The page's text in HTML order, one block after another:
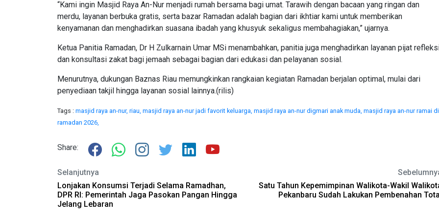
“Kami ingin Masjid Raya An-Nur menjadi rumah bersama bagi umat. Tarawih dengan bacaan yang ringan dan
merdu, layanan berbuka gratis, serta bazar Ramadan adalah bagian dari ikhtiar kami untuk memberikan
kenyamanan dan menghadirkan suasana ibadah yang khusyuk sekaligus membahagiakan,” ujarnya.
Ketua Panitia Ramadan, Dr H Zulkarnain Umar MSi menambahkan, panitia juga menghadirkan layanan pijat
dan konsultasi zakat bagi jemaah sebagai bagian dari edukasi dan pelayanan sosial.
Menurutnya, dukungan Baznas Riau memungkinkan rangkaian kegiatan Ramadan berjalan optimal, mulai dari
penyediaan takjil hingga layanan sosial lainnya.(rilis)
Tags : masjid raya an-nur, riau, masjid raya an-nur jadi favorit keluarga, masjid raya an-nur digmari anak muda, masjid raya an-nur ramai di
ramadan 2026,
Share:
Selanjutnya
Lonjakan Konsumsi Terjadi Selama Ramadhan,
DPR RI: Pemerintah Jaga Pasokan Pangan Hingga
Jelang Lebaran
Satu Tahun Kepemimpinan Walikota-Wakil
Pekanbaru Sudah Lakukan Pembenahan